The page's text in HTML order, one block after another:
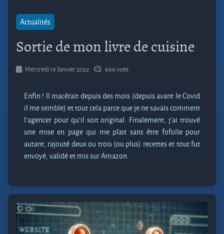
Actualités
Sortie de mon livre de cuisine
Mercredi 19 Janvier 2022 666 vues
Enfin ! Il macérait depuis des mois (depuis avant le Covid
il me semble) et tout cela parce que je ne savais comment
l’agencer pour qu’il soit original. Finalement, j’ai trouvé
une mise en page qui me plait sans être fofolle pour
autant, rajouté deux ou trois (ou plus) recettes et tout fut
envoyé, validé et mis sur Amazon.